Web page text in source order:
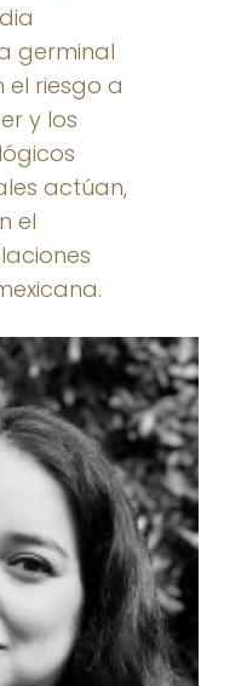
germinal
el riesgo a
y los
actúan,
el